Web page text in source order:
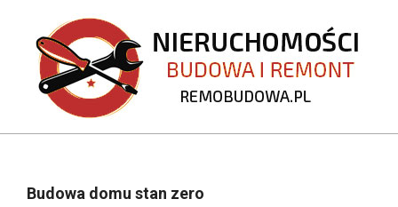
content
REMOBUDOWA.PL
NavigationBudowa domu stan zero